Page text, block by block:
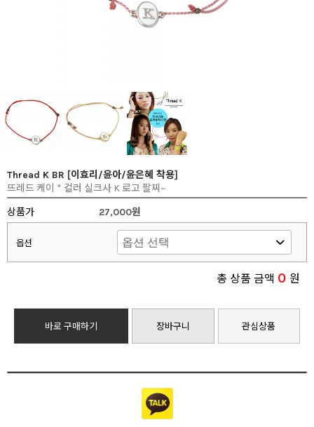
Thread K BR [이효리/윤아/윤은혜 착용]
뜨레드 케이 * 컬러 실크사 K 로고 팔찌~
상품가
27,000원
옵션
총 상품 금액 0 원
바로 구매하기 장바구니 관심상품